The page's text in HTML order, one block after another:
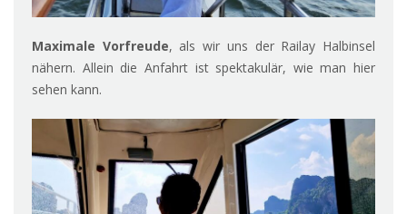
Maximale Vorfreude, als wir uns der Railay Halbinsel
nähern. Allein die Anfahrt ist spektakulär, wie man hier
sehen kann.